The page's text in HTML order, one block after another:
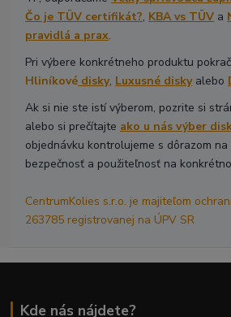
Čo je TÜV certifikát?, KBA vs TÜV a
pravidlá a prax.
Pri výbere konkrétneho produktu
Hliníkové disky, Luxusné diskyalebo
Ak si nie ste istí výberom, pozrite si
alebo si prečítajte ako u nás výber
objednávku kontrolujeme s dôrazom
bezpečnosť a použiteľnosť na
CentrumKolies s.r.o. je majiteľom
263785 registrovanej na ÚPV SR
Kde nás nájdete?